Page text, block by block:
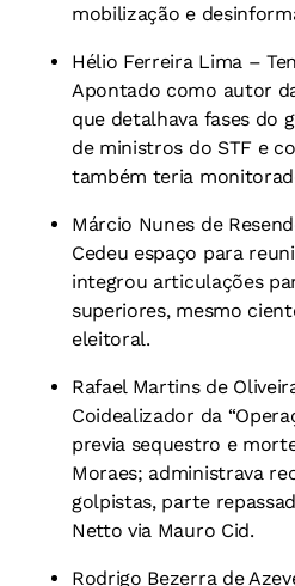
mobilização e
Hélio Ferreira Lima –
Apontado como autor
que detalhava fases do
de ministros do STF e
também teria
Márcio Nunes de
Cedeu espaço para
integrou articulações
superiores, mesmo
eleitoral.
Rafael Martins de
Coidealizador da
previa sequestro e
Moraes; administrava
golpistas, parte
Netto via Mauro Cid.
Rodrigo Bezerra de